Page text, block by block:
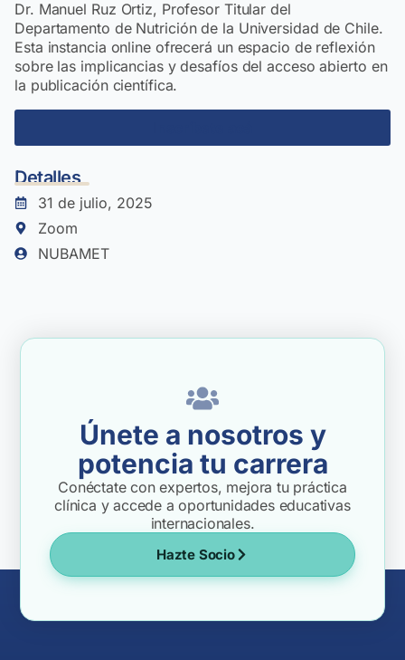
Dr. Manuel Ruz Ortiz, Profesor Titular del
Departamento de Nutrición de la Universidad de Chile.
Esta instancia online ofrecerá un espacio de reflexión
sobre las implicancias y desafíos del acceso abierto en
la publicación científica.
Detalles
31 de julio, 2025
Zoom
NUBAMET
Únete a nosotros y
potencia tu carrera
Conéctate con expertos, mejora tu práctica
clínica y accede a oportunidades educativas
internacionales.
Hazte Socio